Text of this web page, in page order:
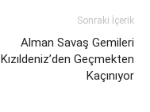
Sonraki İçerik
Alman Savaş Gemileri
Kızıldeniz’den Geçmekten
Kaçınıyor